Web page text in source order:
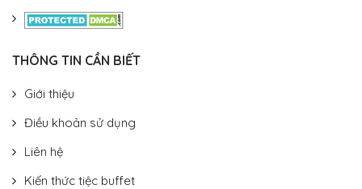
THÔNG TIN CẦN BIẾT
Giới thiệu
Điều khoản sử dụng
Liên hệ
Kiến thức tiệc buffet